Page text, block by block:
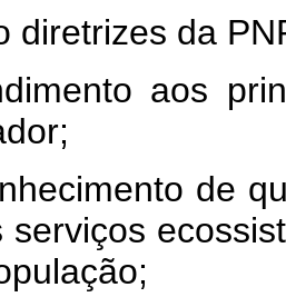
diretrizes da
aos
de
serviços